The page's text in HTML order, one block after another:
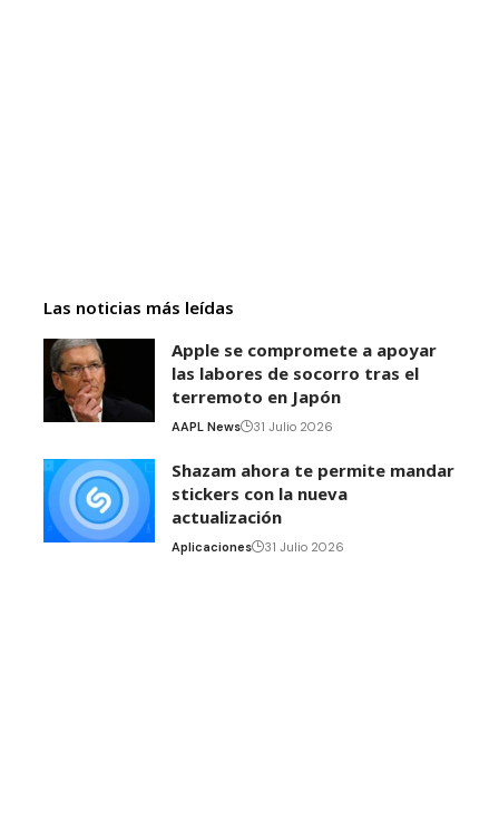
Las noticias más leídas
Apple se compromete a apoyar
las labores de socorro tras el
terremoto en Japón
AAPL News 31 Julio 2026
Shazam ahora te permite mandar
stickers con la nueva
actualización
Aplicaciones 31 Julio 2026